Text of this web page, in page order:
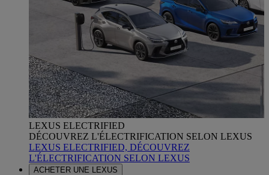
LEXUS ELECTRIFIED
DÉCOUVREZ L'ÉLECTRIFICATION SELON LEXUS
LEXUS ELECTRIFIED, DÉCOUVREZ
L'ÉLECTRIFICATION SELON LEXUS
ACHETER UNE LEXUS